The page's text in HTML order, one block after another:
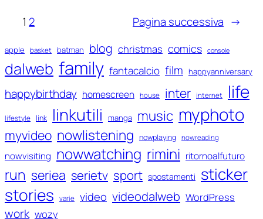
1 2 Pagina successiva →
apple basket batman blog christmas comics console
dalweb family fantacalcio film happyanniversary
happybirthday homescreen house inter internet life
lifestyle link linkutili manga music myphoto
myvideo nowlistening nowplaying nowreading
nowvisiting nowwatching rimini ritornoalfuturo
run seriea serietv sport spostamenti sticker
stories
varie video videodalweb WordPress
work wozy